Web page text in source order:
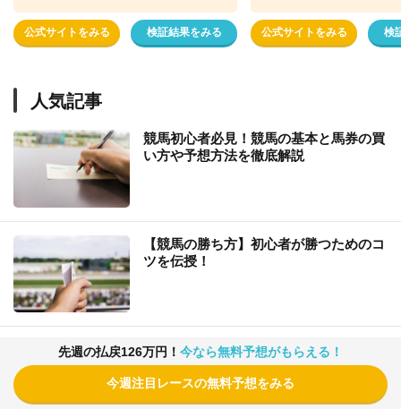
公式サイトをみる 検証結果をみる 公式サイトをみる 検
人気記事
競馬初心者必見！競馬の基本と馬券の買
い方や予想方法を徹底解説
【競馬の勝ち方】初心者が勝つためのコ
ツを伝授！
競馬で勝てない理由を知って負け組から
抜け出そう！
先週の払戻126万円！ 今なら無料予想がもらえる！
今週注目レースの無料予想をみる